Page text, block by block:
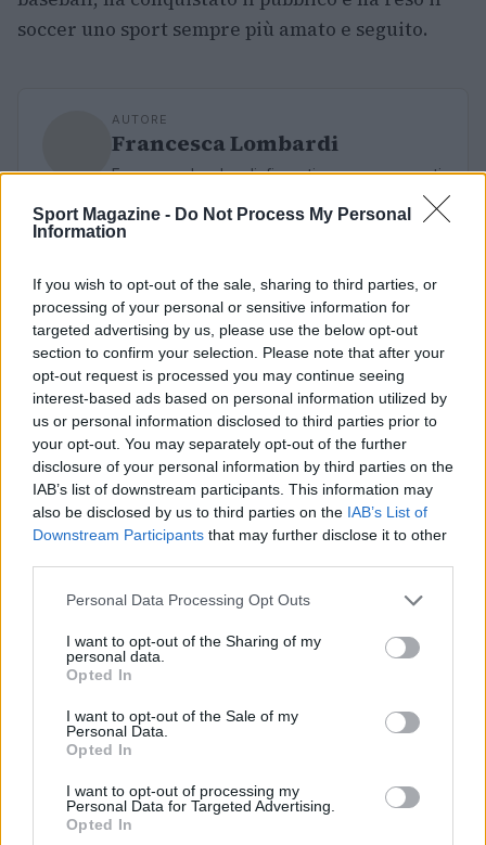
Sport Magazine - Do Not Process My Personal
Information
If you wish to opt-out of the sale, sharing to third parties, or
processing of your personal or sensitive information for
targeted advertising by us, please use the below opt-out
section to confirm your selection. Please note that after your
opt-out request is processed you may continue seeing
interest-based ads based on personal information utilized by
us or personal information disclosed to third parties prior to
your opt-out. You may separately opt-out of the further
disclosure of your personal information by third parties on the
IAB’s list of downstream participants. This information may
also be disclosed by us to third parties on the IAB’s List of
Downstream Participants that may further disclose it to other
Please note that this website/app uses one or more Google
not limited to your visit or usage behaviour. You may click to
grant or deny consent to Google and its third-party tags to
use your data for below specified purposes in below Google
consent section.
Personal Data Processing Opt Outs
I want to opt-out of the Sharing of my
personal data.
Opted In
I want to opt-out of the Sale of my
Personal Data.
Opted In
I want to opt-out of processing my
Personal Data for Targeted Advertising.
Opted In
soccer uno sport sempre più amato e seguito.
AUTORE
Francesca Lombardi
Francesca Lombardi, fiorentina, prese appunti
tecnici dal primo box di un circuito toscano e
da allora firma approfondimenti sui motori. In
redazione sostiene un approccio metodico
cronaca' e conserva i fogli di appunti del
debutto tecnico in autodromo.